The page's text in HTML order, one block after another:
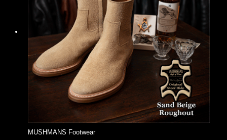
MUSHMANS Footwear